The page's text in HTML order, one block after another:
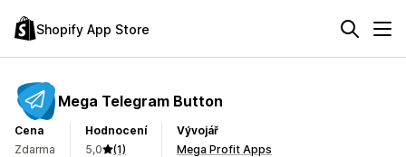
Shopify App Store
Mega Telegram Button
Cena
Zdarma
Hodnocení
5,0
(1)
Vývojář
Mega Profit Apps